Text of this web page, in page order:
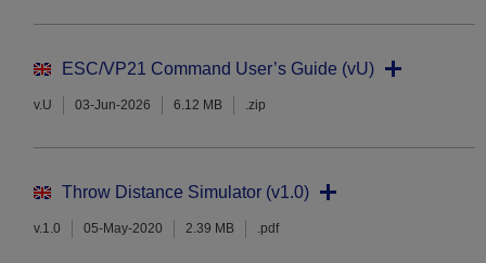
ESC/VP21 Command User’s Guide (vU)
v.U 03-Jun-2026 6.12 MB .zip
Throw Distance Simulator (v1.0)
v.1.0 05-May-2020 2.39 MB .pdf